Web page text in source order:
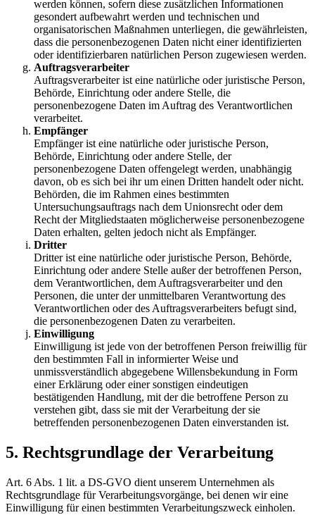
werden können, sofern diese zusätzlichen Informationen
gesondert aufbewahrt werden und technischen und
organisatorischen Maßnahmen unterliegen, die gewährleisten,
dass die personenbezogenen Daten nicht einer identifizierten
oder identifizierbaren natürlichen Person zugewiesen werden.
Auftragsverarbeiter
Auftragsverarbeiter ist eine natürliche oder juristische Person,
Behörde, Einrichtung oder andere Stelle, die
personenbezogene Daten im Auftrag des Verantwortlichen
verarbeitet.
Empfänger
Empfänger ist eine natürliche oder juristische Person,
Behörde, Einrichtung oder andere Stelle, der
personenbezogene Daten offengelegt werden, unabhängig
davon, ob es sich bei ihr um einen Dritten handelt oder nicht.
Behörden, die im Rahmen eines bestimmten
Untersuchungsauftrags nach dem Unionsrecht oder dem
Recht der Mitgliedstaaten möglicherweise personenbezogene
Daten erhalten, gelten jedoch nicht als Empfänger.
Dritter
Dritter ist eine natürliche oder juristische Person, Behörde,
Einrichtung oder andere Stelle außer der betroffenen Person,
dem Verantwortlichen, dem Auftragsverarbeiter und den
Personen, die unter der unmittelbaren Verantwortung des
Verantwortlichen oder des Auftragsverarbeiters befugt sind,
die personenbezogenen Daten zu verarbeiten.
Einwilligung
Einwilligung ist jede von der betroffenen Person freiwillig für
den bestimmten Fall in informierter Weise und
unmissverständlich abgegebene Willensbekundung in Form
einer Erklärung oder einer sonstigen eindeutigen
bestätigenden Handlung, mit der die betroffene Person zu
verstehen gibt, dass sie mit der Verarbeitung der sie
betreffenden personenbezogenen Daten einverstanden ist.
5. Rechtsgrundlage der Verarbeitung
Art. 6 Abs. 1 lit. a DS-GVO dient unserem Unternehmen als
Rechtsgrundlage für Verarbeitungsvorgänge, bei denen wir eine
Einwilligung für einen bestimmten Verarbeitungszweck einholen.